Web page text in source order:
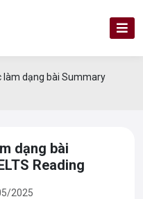
làm dạng bài Summary
dạng bài
Reading
2025